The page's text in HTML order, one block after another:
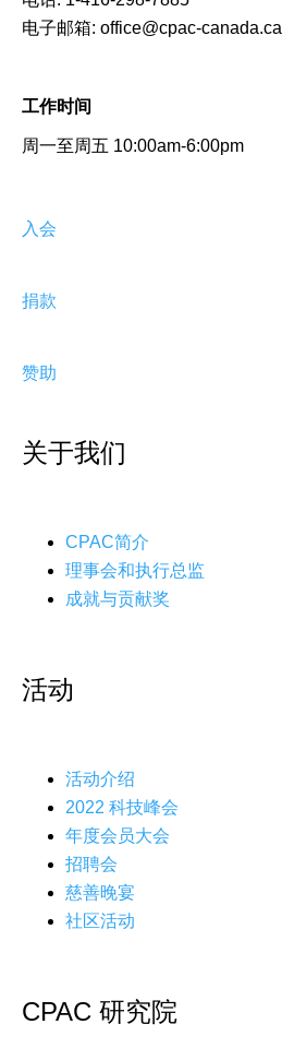
电子邮箱: office@cpac-canada.ca
工作时间
周一至周五 10:00am-6:00pm
入会
捐款
赞助
关于我们
CPAC简介
理事会和执行总监
成就与贡献奖
活动
活动介绍
2022 科技峰会
年度会员大会
招聘会
慈善晚宴
社区活动
CPAC 研究院